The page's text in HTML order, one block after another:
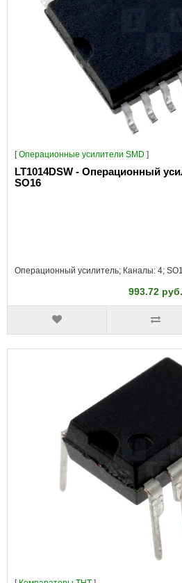
[Операционные усилители SMD ]
LT1014DSW - Операционный
SO16
Операционный усилитель; Каналы: 4;
993.72 руб.